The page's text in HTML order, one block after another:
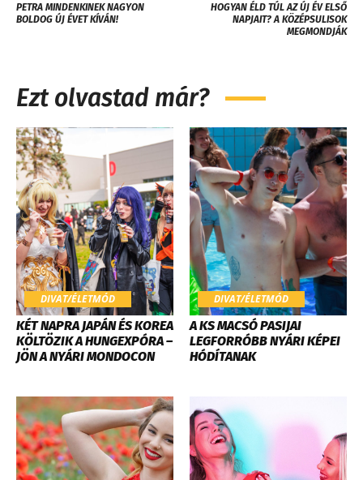
PETRA MINDENKINEK NAGYON
BOLDOG ÚJ ÉVET KÍVÁN!
HOGYAN ÉLD TÚL AZ ÚJ ÉV ELSŐ
NAPJAIT? A KÖZÉPSULISOK
MEGMONDJÁK
Ezt olvastad már?
DIVAT/ÉLETMÓD
KÉT NAPRA JAPÁN ÉS KOREA
KÖLTÖZIK A HUNGEXPÓRA –
JÖN A NYÁRI MONDOCON
DIVAT/ÉLETMÓD
A KS MACSÓ PASIJAI
LEGFORRÓBB NYÁRI KÉPEI
HÓDÍTANAK